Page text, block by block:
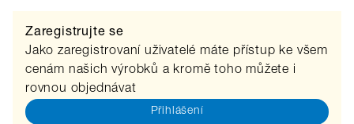
Zaregistrujte se
Jako zaregistrovaní uživatelé máte přístup ke všem
cenám našich výrobků a kromě toho můžete i
rovnou objednávat
Přihlášení